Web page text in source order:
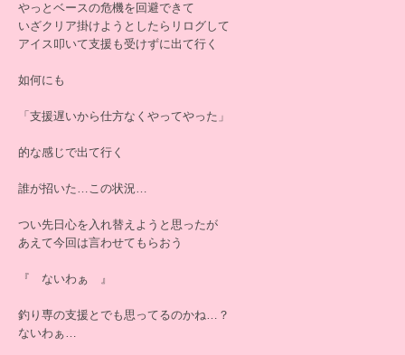
やっとベースの危機を回避できて
いざクリア掛けようとしたらリログして
アイス叩いて支援も受けずに出て行く
如何にも
「支援遅いから仕方なくやってやった」
的な感じで出て行く
誰が招いた…この状況…
つい先日心を入れ替えようと思ったが
あえて今回は言わせてもらおう
『 ないわぁ 』
釣り専の支援とでも思ってるのかね…？
ないわぁ…